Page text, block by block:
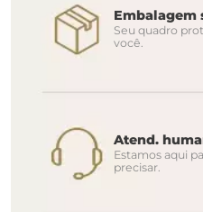
Embalagem
Seu quadro
você.
Atend.
Estamos aqui
precisar.